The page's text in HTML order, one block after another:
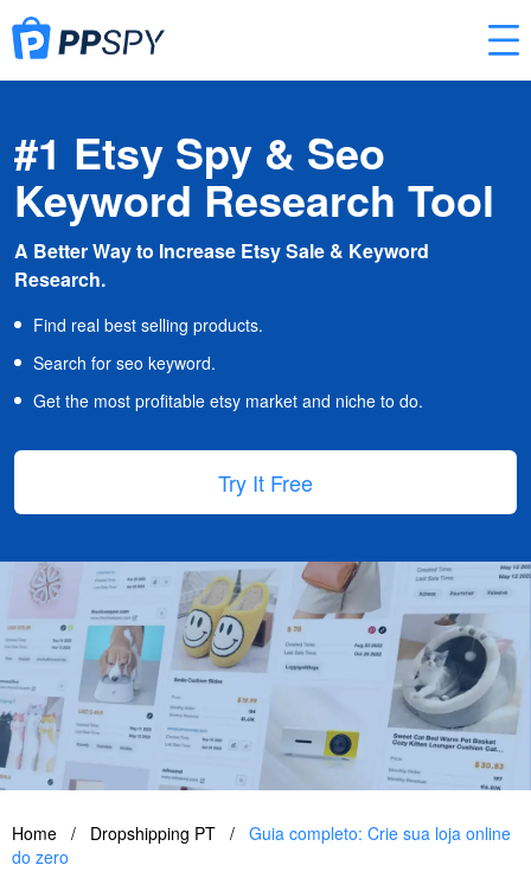
#1 Etsy Spy & Seo
Keyword Research Tool
A Better Way to Increase Etsy Sale & Keyword
Research.
Find real best selling products.
Search for seo keyword.
Get the most profitable etsy market and niche to do.
Try It Free
Home / Dropshipping PT / Guia completo: Crie sua loja online
do zero